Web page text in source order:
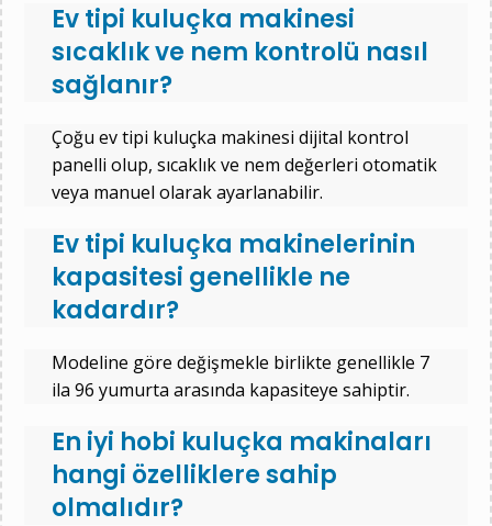
Ev tipi kuluçka makinesi
sıcaklık ve nem kontrolü nasıl
sağlanır?
Çoğu ev tipi kuluçka makinesi dijital kontrol
panelli olup, sıcaklık ve nem değerleri otomatik
veya manuel olarak ayarlanabilir.
Ev tipi kuluçka makinelerinin
kapasitesi genellikle ne
kadardır?
Modeline göre değişmekle birlikte genellikle 7
ila 96 yumurta arasında kapasiteye sahiptir.
En iyi hobi kuluçka makinaları
hangi özelliklere sahip
olmalıdır?